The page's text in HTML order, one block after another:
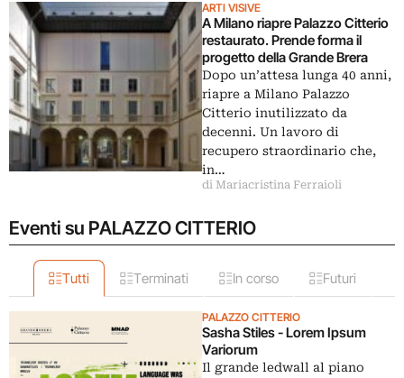
ARTI VISIVE
A Milano riapre Palazzo Citterio
restaurato. Prende forma il
progetto della Grande Brera
Dopo un’attesa lunga 40 anni,
riapre a Milano Palazzo
Citterio inutilizzato da
decenni. Un lavoro di
recupero straordinario che,
in…
di Mariacristina Ferraioli
Eventi su PALAZZO CITTERIO
Tutti Terminati In corso Futuri
PALAZZO CITTERIO
Sasha Stiles - Lorem Ipsum
Variorum
Il grande ledwall al piano